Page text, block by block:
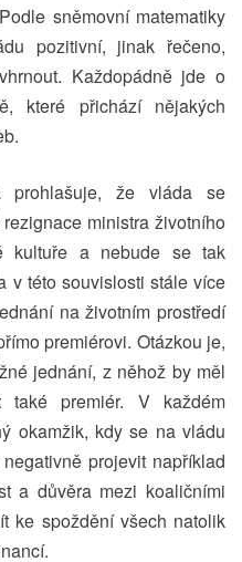
sněmovní matematiky
pozitivní, jinak řečeno,
Každopádně jde o
které přichází nějakých
prohlašuje, že vláda se
ministra životního
kultuře a nebude se tak
v této souvislosti stále více
na životním prostředí
premiérovi. Otázkou je,
jednání, z něhož by měl
také premiér. V každém
okamžik, kdy se na vládu
projevit například
a důvěra mezi koaličními
ke spoždění všech natolik